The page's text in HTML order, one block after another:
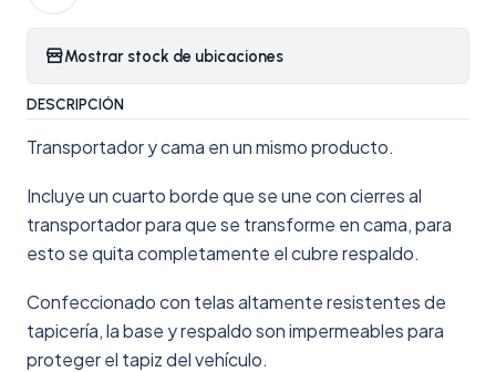
Mostrar stock de ubicaciones
DESCRIPCIÓN
Transportador y cama en un mismo producto.
Incluye un cuarto borde que se une con cierres al
transportador para que se transforme en cama, para
esto se quita completamente el cubre respaldo.
Confeccionado con telas altamente resistentes de
tapicería, la base y respaldo son impermeables para
proteger el tapiz del vehículo.